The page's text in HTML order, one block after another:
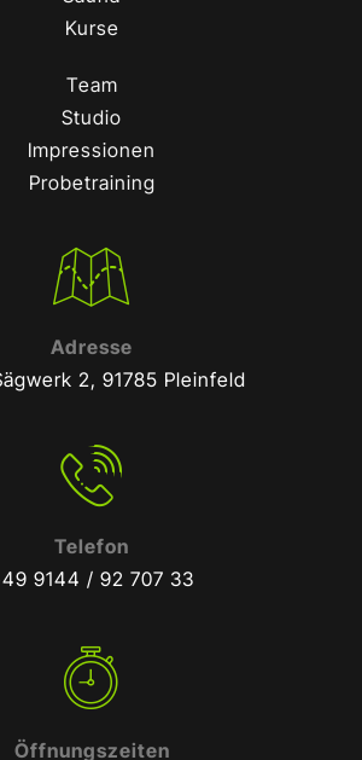
Kurse
Team
Studio
Impressionen
Probetraining
Adresse
2, 91785 Pleinfeld
Telefon
9144 / 92 707 33
Öffnungszeiten